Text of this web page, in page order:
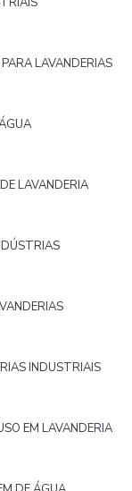
LAVANDERIAS
LAVANDERIA
INDUSTRIAIS
EM LAVANDERIA